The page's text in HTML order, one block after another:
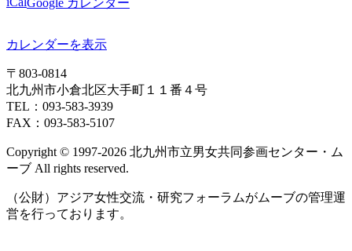
カレンダーを表示
〒803‐0814
北九州市小倉北区大手町１１番４号
TEL：093‐583‐3939
FAX：093‐583‐5107
Copyright © 1997‐2026 北九州市立男女共同参画センター・ム
ーブ All rights reserved.
（公財）アジア女性交流・研究フォーラムがムーブの管理運
営を行っております。